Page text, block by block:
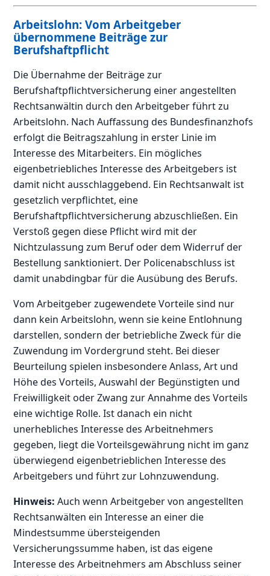
Arbeitslohn: Vom Arbeitgeber
übernommene Beiträge zur
Berufshaftpflicht
Die Übernahme der Beiträge zur
Berufshaftpflichtversicherung einer angestellten
Rechtsanwältin durch den Arbeitgeber führt zu
Arbeitslohn. Nach Auffassung des Bundesfinanzhofs
erfolgt die Beitragszahlung in erster Linie im
Interesse des Mitarbeiters. Ein mögliches
eigenbetriebliches Interesse des Arbeitgebers ist
damit nicht ausschlaggebend. Ein Rechtsanwalt ist
gesetzlich verpflichtet, eine
Berufshaftpflichtversicherung abzuschließen. Ein
Verstoß gegen diese Pflicht wird mit der
Nichtzulassung zum Beruf oder dem Widerruf der
Bestellung sanktioniert. Der Policenabschluss ist
damit unabdingbar für die Ausübung des Berufs.
Vom Arbeitgeber zugewendete Vorteile sind nur
dann kein Arbeitslohn, wenn sie keine Entlohnung
darstellen, sondern der betriebliche Zweck für die
Zuwendung im Vordergrund steht. Bei dieser
Beurteilung spielen insbesondere Anlass, Art und
Höhe des Vorteils, Auswahl der Begünstigten und
Freiwilligkeit oder Zwang zur Annahme des Vorteils
eine wichtige Rolle. Ist danach ein nicht
unerhebliches Interesse des Arbeitnehmers
gegeben, liegt die Vorteilsgewährung nicht im ganz
überwiegend eigenbetrieblichen Interesse des
Arbeitgebers und führt zur Lohnzuwendung.
Hinweis: Auch wenn Arbeitgeber von angestellten
Rechtsanwälten ein Interesse an einer die
Mindestsumme übersteigenden
Versicherungssumme haben, ist das eigene
Interesse des Arbeitnehmers am Abschluss seiner